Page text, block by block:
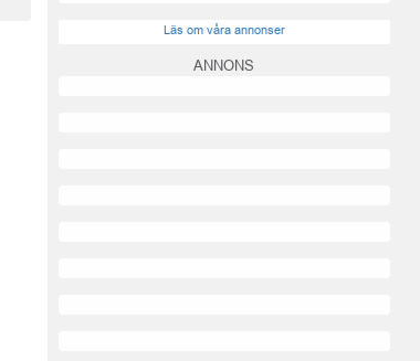
Läs om våra annonser
ANNONS